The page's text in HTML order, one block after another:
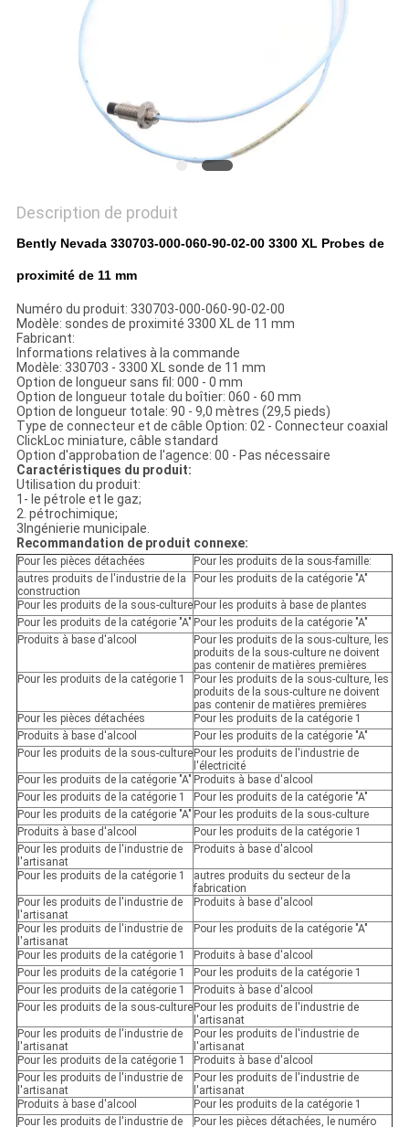
POLITIQUE
CONFIDENTIALITÉ
Description de produit
Bently Nevada 330703-000-060-90-02-00 3300 XL Probes de
proximité de 11 mm
Numéro du produit: 330703-000-060-90-02-00
Modèle: sondes de proximité 3300 XL de 11 mm
Fabricant:
Informations relatives à la commande
Modèle: 330703 - 3300 XL sonde de 11 mm
Option de longueur sans fil: 000 - 0 mm
Option de longueur totale du boîtier: 060 - 60 mm
Option de longueur totale: 90 - 9,0 mètres (29,5 pieds)
Type de connecteur et de câble Option: 02 - Connecteur coaxial
ClickLoc miniature, câble standard
Option d'approbation de l'agence: 00 - Pas nécessaire
Caractéristiques du produit:
Utilisation du produit:
1- le pétrole et le gaz;
2. pétrochimique;
3Ingénierie municipale.
Recommandation de produit connexe:
Pour les pièces détachées
Pour les produits de la sous-famille:
autres produits de l'industrie de la
construction
Pour les produits de la catégorie "A"
Pour les produits de la sous-culture Pour les produits à base de plantes
Pour les produits de la catégorie "A" Pour les produits de la catégorie "A"
Produits à base d'alcool
Pour les produits de la sous-culture, les
produits de la sous-culture ne doivent
pas contenir de matières premières
Pour les produits de la catégorie 1
Pour les produits de la sous-culture, les
produits de la sous-culture ne doivent
pas contenir de matières premières
Pour les pièces détachées
Pour les produits de la catégorie 1
Produits à base d'alcool
Pour les produits de la catégorie "A"
Pour les produits de la sous-culture Pour les produits de l'industrie de
l'électricité
Pour les produits de la catégorie "A" Produits à base d'alcool
Pour les produits de la catégorie 1
Pour les produits de la catégorie "A"
Pour les produits de la catégorie "A" Pour les produits de la sous-culture
Produits à base d'alcool
Pour les produits de la catégorie 1
Pour les produits de l'industrie de
l'artisanat
Produits à base d'alcool
Pour les produits de la catégorie 1
autres produits du secteur de la
fabrication
Pour les produits de l'industrie de
l'artisanat
Produits à base d'alcool
Pour les produits de l'industrie de
l'artisanat
Pour les produits de la catégorie "A"
Pour les produits de la catégorie 1
Produits à base d'alcool
Pour les produits de la catégorie 1
Pour les produits de la catégorie 1
Pour les produits de la catégorie 1
Produits à base d'alcool
Pour les produits de la sous-culture Pour les produits de l'industrie de
l'artisanat
Pour les produits de l'industrie de
l'artisanat
Pour les produits de l'industrie de
l'artisanat
Pour les produits de la catégorie 1
Produits à base d'alcool
Pour les produits de l'industrie de
l'artisanat
Pour les produits de l'industrie de
l'artisanat
Produits à base d'alcool
Pour les produits de la catégorie 1
Pour les produits de l'industrie de
Pour les pièces détachées, le numéro